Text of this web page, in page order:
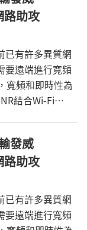
路助攻
已有許多異質網
要遠端進行寬頻
寬頻和即時性為
結合Wi-Fi
發威
路助攻
已有許多異質網
要遠端進行寬頻